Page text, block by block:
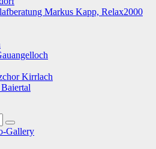
Markus Kapp, Relax2000
Kirrlach
Gallery